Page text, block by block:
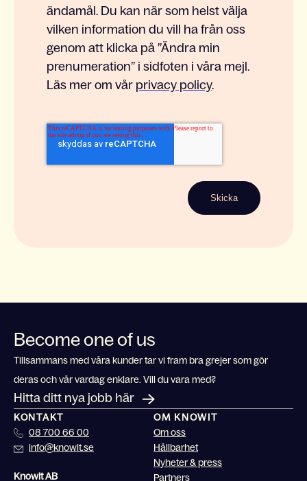
ändamål. Du kan när som helst välja
vilken information du vill ha från oss
genom att klicka på ”Ändra min
prenumeration” i sidfoten i våra mejl.
Läs mer om vår privacy policy.
Become one of us
Tillsammans med våra kunder tar vi fram bra grejer som gör
deras och vår vardag enklare. Vill du vara med?
Hitta ditt nya jobb här
KONTAKT
08 700 66 00
info@knowit.se
Knowit AB
OM KNOWIT
Om oss
Hållbarhet
Nyheter & press
Partners